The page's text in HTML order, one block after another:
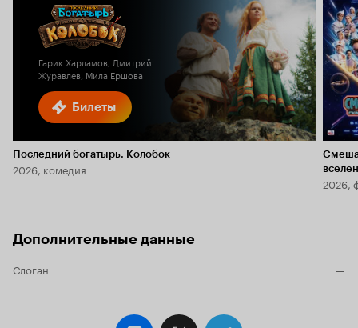
Билеты
Гарик Харламов, Дмитрий
Журавлев, Мила Ершова
Последний богатырь. Колобок
2026, комедия
2026,
Дополнительные данные
Слоган —